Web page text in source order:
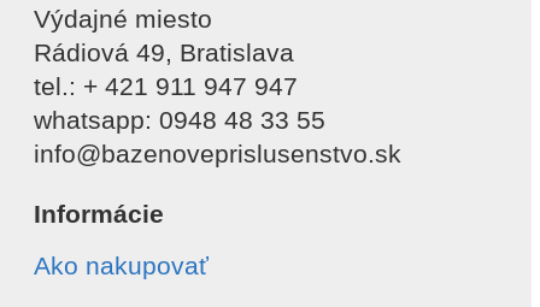
Výdajné miesto
Rádiová 49, Bratislava
tel.: + 421 911 947 947
whatsapp: 0948 48 33 55
info@bazenoveprislusenstvo.sk
Informácie
Ako nakupovať